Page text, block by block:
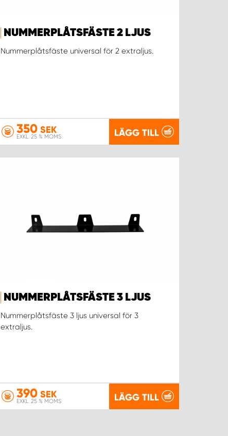
NUMMERPLÅTSFÄSTE 2 LJUS
Nummerplåtsfäste universal för 2 extraljus.
350 SEK
EXKL. 25 % MOMS LÄGG TILL
NUMMERPLÅTSFÄSTE 3 LJUS
Nummerplåtsfäste 3 ljus universal för 3
extraljus.
390 SEK
EXKL. 25 % MOMS LÄGG TILL